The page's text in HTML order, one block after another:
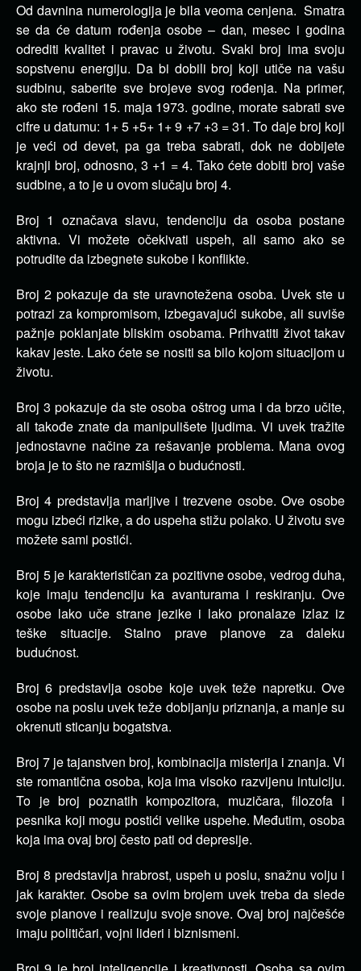
Od davnina numerologija je bila veoma cenjena. Smatra
se da će datum rođenja osobe – dan, mesec i godina
odrediti kvalitet i pravac u životu. Svaki broj ima svoju
sopstvenu energiju. Da bi dobili broj koji utiče na vašu
sudbinu, saberite sve brojeve svog rođenja. Na primer,
ako ste rođeni 15. maja 1973. godine, morate sabrati sve
cifre u datumu: 1+ 5 +5+ 1+ 9 +7 +3 = 31. To daje broj koji
je veći od devet, pa ga treba sabrati, dok ne dobijete
krajnji broj, odnosno, 3 +1 = 4. Tako ćete dobiti broj vaše
sudbine, a to je u ovom slučaju broj 4.
Broj 1 označava slavu, tendenciju da osoba postane
aktivna. Vi možete očekivati uspeh, ali samo ako se
potrudite da izbegnete sukobe i konflikte.
Broj 2 pokazuje da ste uravnotežena osoba. Uvek ste u
potrazi za kompromisom, izbegavajući sukobe, ali suviše
pažnje poklanjate bliskim osobama. Prihvatiti život takav
kakav jeste. Lako ćete se nositi sa bilo kojom situacijom u
životu.
Broj 3 pokazuje da ste osoba oštrog uma i da brzo učite,
ali takođe znate da manipulišete ljudima. Vi uvek tražite
jednostavne načine za rešavanje problema. Mana ovog
broja je to što ne razmišlja o budućnosti.
Broj 4 predstavlja marljive i trezvene osobe. Ove osobe
mogu izbeći rizike, a do uspeha stižu polako. U životu sve
možete sami postići.
Broj 5 je karakterističan za pozitivne osobe, vedrog duha,
koje imaju tendenciju ka avanturama i reskiranju. Ove
osobe lako uče strane jezike i lako pronalaze izlaz iz
teške situacije. Stalno prave planove za daleku
budućnost.
Broj 6 predstavlja osobe koje uvek teže napretku. Ove
osobe na poslu uvek teže dobijanju priznanja, a manje su
okrenuti sticanju bogatstva.
Broj 7 je tajanstven broj, kombinacija misterija i znanja. Vi
ste romantična osoba, koja ima visoko razvijenu intuiciju.
To je broj poznatih kompozitora, muzičara, filozofa i
pesnika koji mogu postići velike uspehe. Međutim, osoba
koja ima ovaj broj često pati od depresije.
Broj 8 predstavlja hrabrost, uspeh u poslu, snažnu volju i
jak karakter. Osobe sa ovim brojem uvek treba da slede
svoje planove i realizuju svoje snove. Ovaj broj najčešće
imaju političari, vojni lideri i biznismeni.